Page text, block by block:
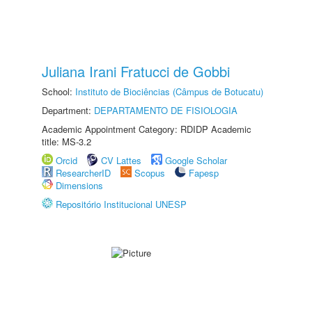
Juliana Irani Fratucci de Gobbi
School: Instituto de Biociências (Câmpus de Botucatu)
Department: DEPARTAMENTO DE FISIOLOGIA
Academic Appointment Category: RDIDP Academic
title: MS-3.2
Orcid
CV Lattes
Google Scholar
ResearcherID
Scopus
Fapesp
Dimensions
Repositório Institucional UNESP